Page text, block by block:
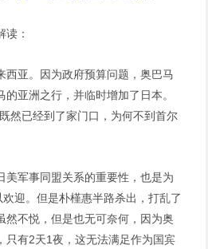
：
亚。因为政府预算问题，奥巴马
亚洲之行，并临时增加了日本。
然已经到了家门口，为何不到首尔
美军事同盟关系的重要性，也是为
迎。但是朴槿惠半路杀出，打乱了
然不悦，但是也无可奈何，因为奥
只有2天1夜，这无法满足作为国宾